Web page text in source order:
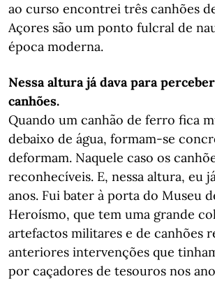
ao curso encontrei três canhões
Açores são um ponto fulcral de
época moderna.
Nessa altura já dava para
canhões.
Quando um canhão de ferro fica
debaixo de água, formam-se
deformam. Naquele caso os
reconhecíveis. E, nessa altura, eu
anos. Fui bater à porta do Museu
Heroísmo, que tem uma grande
artefactos militares e de canhões
anteriores intervenções que
por caçadores de tesouros nos